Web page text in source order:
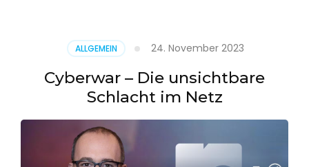
ALLGEMEIN 24. November 2023
Cyberwar – Die unsichtbare
Schlacht im Netz